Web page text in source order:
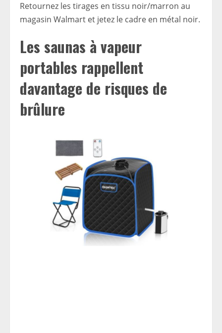
Retournez les tirages en tissu noir/marron au
magasin Walmart et jetez le cadre en métal noir.
Les saunas à vapeur
portables rappellent
davantage de risques de
brûlure